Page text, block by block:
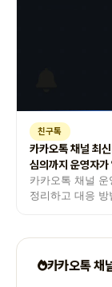
친구톡
카카오톡 채널 최
심의까지 운영자가
카카오톡 채널
정리하고 대응 방
카카오톡 채